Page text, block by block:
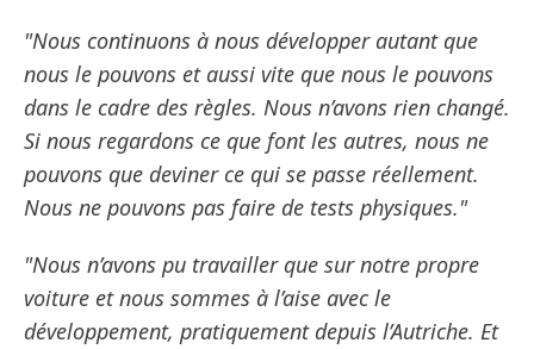
"Nous continuons à nous développer autant que
nous le pouvons et aussi vite que nous le pouvons
dans le cadre des règles. Nous n’avons rien changé.
Si nous regardons ce que font les autres, nous ne
pouvons que deviner ce qui se passe réellement.
Nous ne pouvons pas faire de tests physiques."
"Nous n’avons pu travailler que sur notre propre
voiture et nous sommes à l’aise avec le
développement, pratiquement depuis l’Autriche. Et